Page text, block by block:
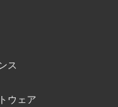
ス
ウェア